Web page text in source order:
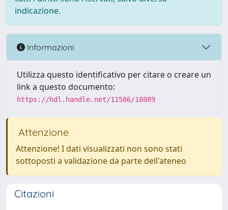
indicazione.
Informazioni
Utilizza questo identificativo per citare o creare un
link a questo documento:
https://hdl.handle.net/11586/18889
Attenzione
Attenzione! I dati visualizzati non sono stati
sottoposti a validazione da parte dell'ateneo
Citazioni